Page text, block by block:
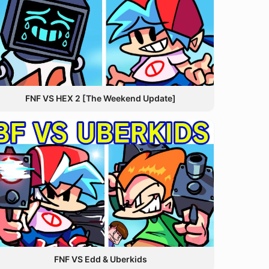
FNF VS HEX 2 [The Weekend Update]
FNF VS Edd & Uberkids